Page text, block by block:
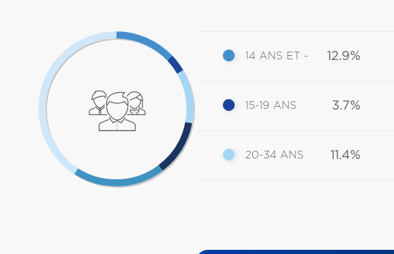
14 ANS ET - 12.9%
15-19 ANS 3.7%
20-34 ANS 11.4%